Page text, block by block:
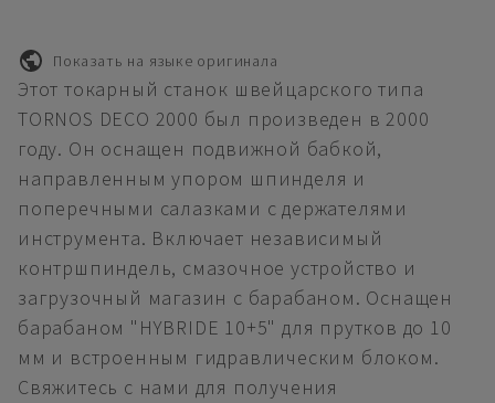
Показать на языке оригинала
Этот токарный станок швейцарского типа
TORNOS DECO 2000 был произведен в 2000
году. Он оснащен подвижной бабкой,
направленным упором шпинделя и
поперечными салазками с держателями
инструмента. Включает независимый
контршпиндель, смазочное устройство и
загрузочный магазин с барабаном. Оснащен
барабаном "HYBRIDE 10+5" для прутков до 10
мм и встроенным гидравлическим блоком.
Свяжитесь с нами для получения